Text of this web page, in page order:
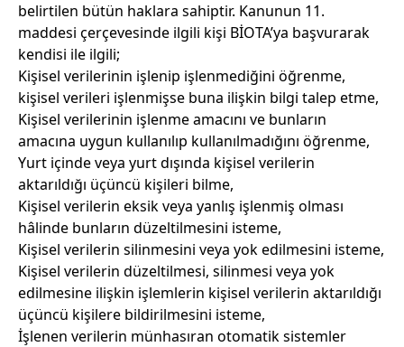
belirtilen bütün haklara sahiptir. Kanunun 11.
maddesi çerçevesinde ilgili kişi BİOTA’ya başvurarak
kendisi ile ilgili;
Kişisel verilerinin işlenip işlenmediğini öğrenme,
kişisel verileri işlenmişse buna ilişkin bilgi talep etme,
Kişisel verilerinin işlenme amacını ve bunların
amacına uygun kullanılıp kullanılmadığını öğrenme,
Yurt içinde veya yurt dışında kişisel verilerin
aktarıldığı üçüncü kişileri bilme,
Kişisel verilerin eksik veya yanlış işlenmiş olması
hâlinde bunların düzeltilmesini isteme,
Kişisel verilerin silinmesini veya yok edilmesini isteme,
Kişisel verilerin düzeltilmesi, silinmesi veya yok
edilmesine ilişkin işlemlerin kişisel verilerin aktarıldığı
üçüncü kişilere bildirilmesini isteme,
İşlenen verilerin münhasıran otomatik sistemler